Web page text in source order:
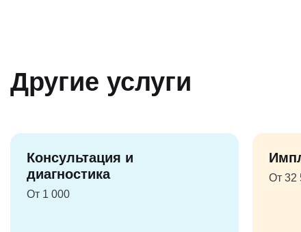
Другие услуги
Консультация и
диагностика
От 1 000
От 32